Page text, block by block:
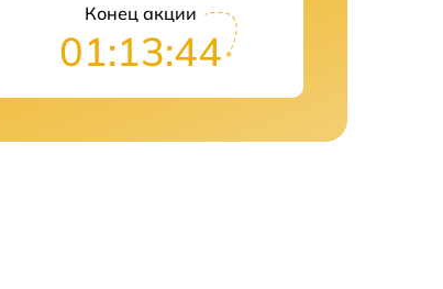
Конец акции
01:13:43